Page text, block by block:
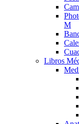
M
Libros